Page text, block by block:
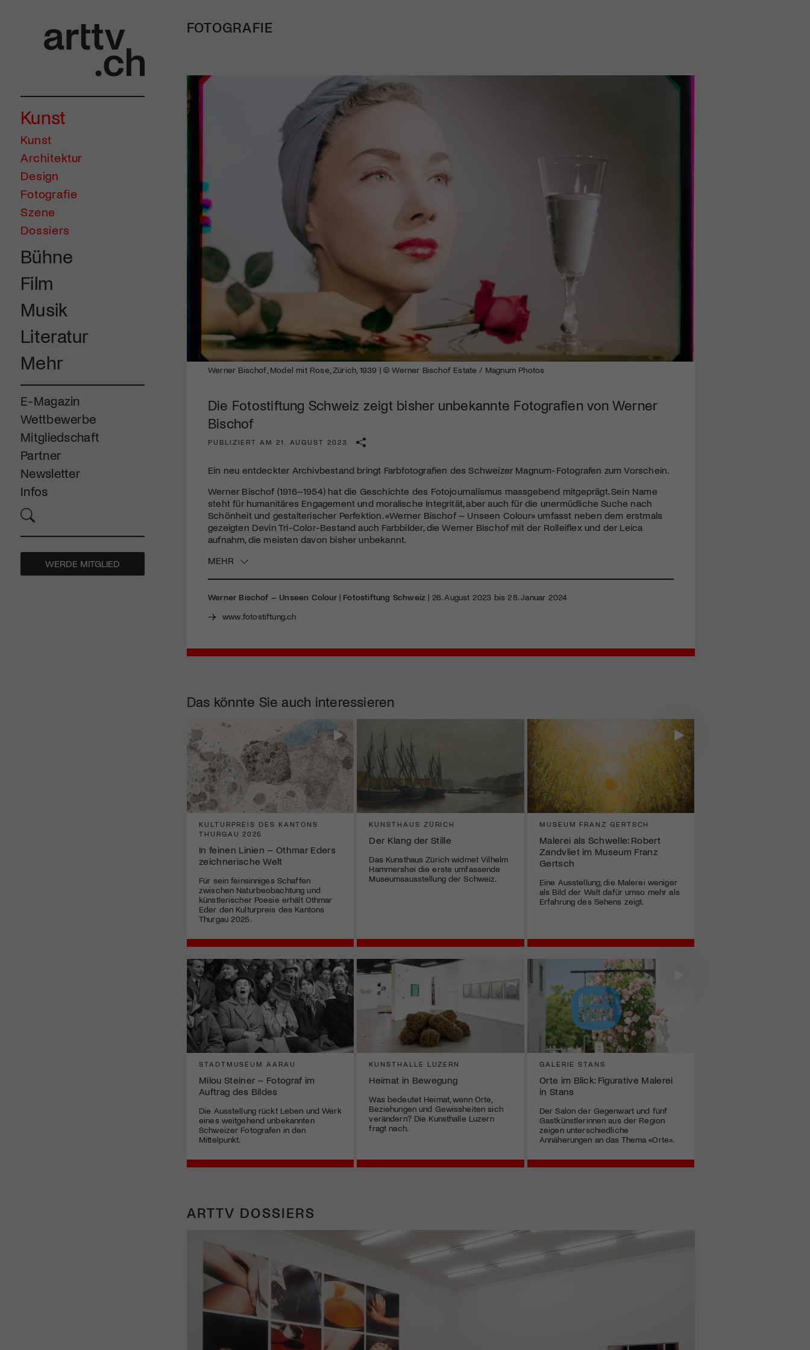
Kunst
Kunst
Architektur
Design
Fotografie
Szene
Dossiers
Bühne
Film
Musik
Literatur
Mehr
E-Magazin
Wettbewerbe
Mitgliedschaft
Partner
Newsletter
Infos
WERDE MITGLIED
FOTOGRAFIE
Werner Bischof, Model mit Rose, Zürich, 1939 | © Werner Bischof Estate / Magnum Photos
Die Fotostiftung Schweiz zeigt bisher unbekannte Fotografien von Werner
Bischof
PUBLIZIERT AM 21. AUGUST 2023
Ein neu entdeckter Archivbestand bringt Farbfotografien des Schweizer Magnum-Fotografen zum Vorschein.
Werner Bischof (1916–1954) hat die Geschichte des Fotojournalismus massgebend mitgeprägt. Sein Name
steht für humanitäres Engagement und moralische Integrität, aber auch für die unermüdliche Suche nach
Schönheit und gestalterischer Perfektion. «Werner Bischof – Unseen Colour» umfasst neben dem erstmals
gezeigten Devin Tri-Color-Bestand auch Farbbilder, die Werner Bischof mit der Rolleiflex und der Leica
aufnahm, die meisten davon bisher unbekannt.
MEHR
Werner Bischof – Unseen Colour| Fotostiftung Schweiz | 26. August 2023 bis 28. Januar 2024
www.fotostiftung.ch
Das könnte Sie auch interessieren
KULTURPREIS DES KANTONS
THURGAU 2025
In feinen Linien – Othmar Eders
zeichnerische Welt
Für sein feinsinniges Schaffen
zwischen Naturbeobachtung und
künstlerischer Poesie erhält Othmar
Eder den Kulturpreis des Kantons
Thurgau 2025.
KUNSTHAUS ZÜRICH
Der Klang der Stille
Das Kunsthaus Zürich widmet Vilhelm
Hammershøi die erste umfassende
Museumsausstellung der Schweiz.
MUSEUM FRANZ GERTSCH
Malerei als Schwelle: Robert
Zandvliet im Museum Franz
Gertsch
Eine Ausstellung, die Malerei weniger
als Bild der Welt dafür umso mehr als
Erfahrung des Sehens zeigt.
STADTMUSEUM AARAU
Milou Steiner – Fotograf im
Auftrag des Bildes
Die Ausstellung rückt Leben und Werk
eines weitgehend unbekannten
Schweizer Fotografen in den
Mittelpunkt.
KUNSTHALLE LUZERN
Heimat in Bewegung
Was bedeutet Heimat, wenn Orte,
Beziehungen und Gewissheiten sich
verändern? Die Kunsthalle Luzern
fragt nach.
GALERIE STANS
Orte im Blick: Figurative Malerei
in Stans
Der Salon der Gegenwart und fünf
Gastkünstlerinnen aus der Region
zeigen unterschiedliche
Annäherungen an das Thema «Orte».
ARTTV DOSSIERS
Mach mit: «Be Part of the Art»!
Engagiere dich als Kulturliebhaber:in, Kulturschaffende(r) oder
Kulturinstitution und unterstütze unsere Arbeit.
Mit deiner Mitgliedschaft erhältst du kostenlosen Zugang zu
diversen Kulturevents.
Jetzt Mitglied werden